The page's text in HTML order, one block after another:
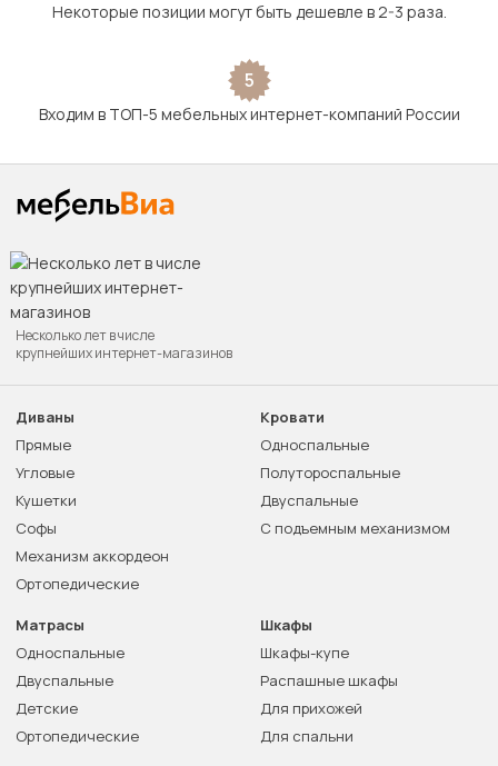
Некоторые позиции могут быть дешевле в 2-3 раза.
5
Входим в ТОП-5 мебельных интернет-компаний России
Несколько лет в числе
крупнейших интернет-магазинов
Диваны
Прямые
Угловые
Кушетки
Софы
Механизм аккордеон
Ортопедические
Кровати
Односпальные
Полутороспальные
Двуспальные
С подъемным механизмом
Матрасы
Односпальные
Двуспальные
Детские
Ортопедические
Шкафы
Шкафы-купе
Распашные шкафы
Для прихожей
Для спальни